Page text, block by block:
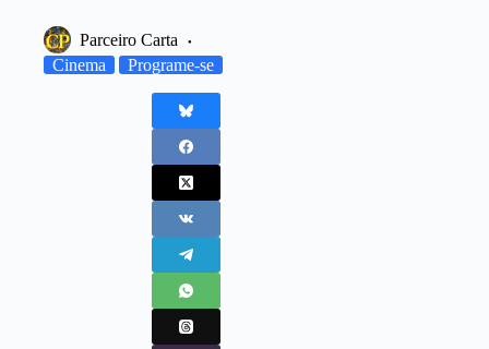
Parceiro Carta
Cinema
Programe-se